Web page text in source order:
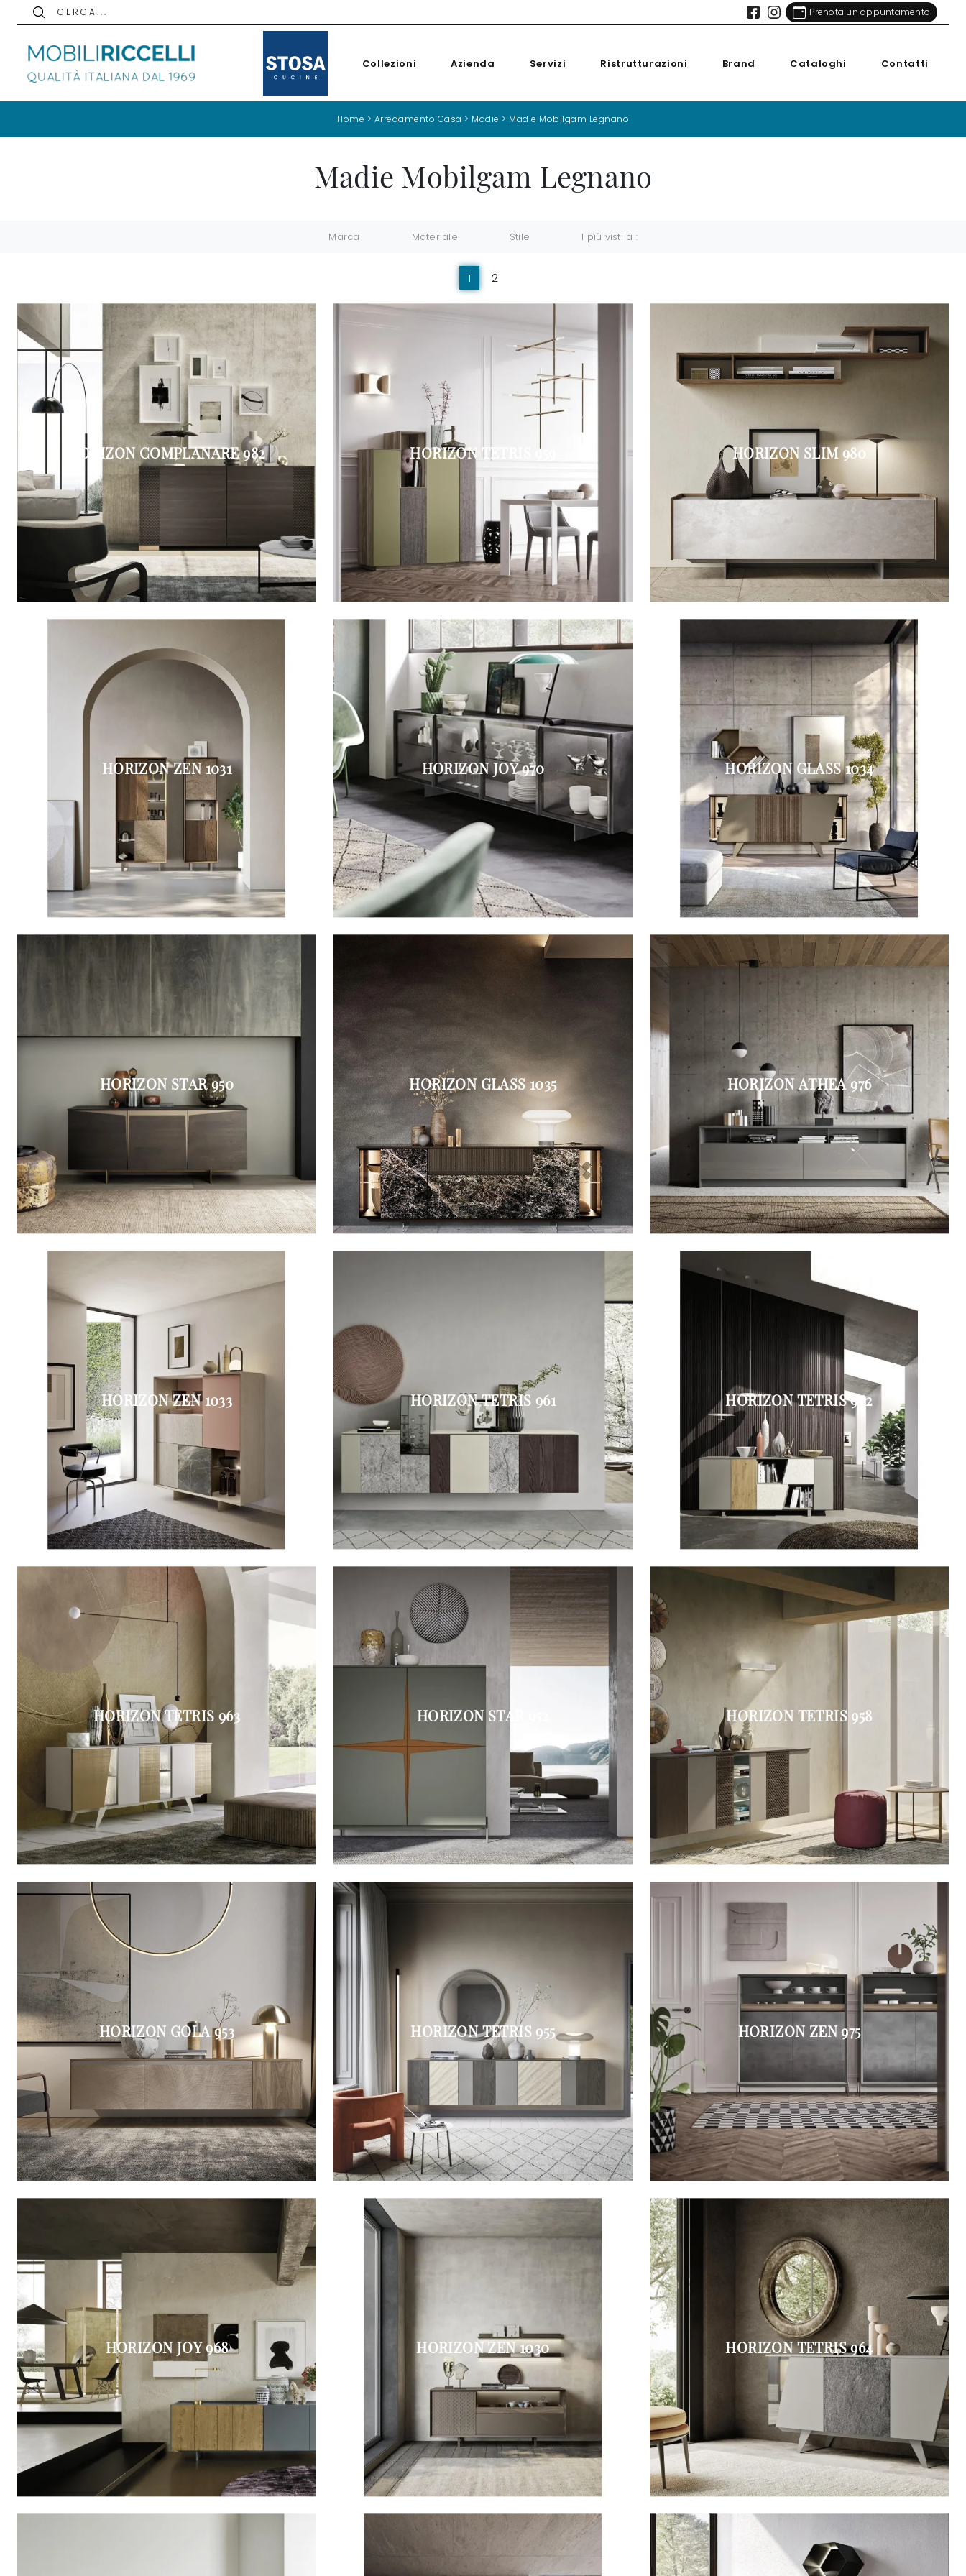
C E R C A . . . Prenota un appuntamento
Collezioni Azienda Servizi Ristrutturazioni Brand Cataloghi Contatti
Home > Arredamento Casa > Madie > Madie Mobilgam Legnano
Madie Mobilgam Legnano
Marca Materiale Stile I più visti a :
1 2
HORIZON COMPLANARE 982 HORIZON TETRIS 959 HORIZON SLIM 980
HORIZON ZEN 1031 HORIZON JOY 970 HORIZON GLASS 1034
HORIZON STAR 950 HORIZON GLASS 1035 HORIZON ATHEA 976
HORIZON ZEN 1033 HORIZON TETRIS 961 HORIZON TETRIS 962
HORIZON TETRIS 963 HORIZON STAR 952 HORIZON TETRIS 958
HORIZON GOLA 953 HORIZON TETRIS 955 HORIZON ZEN 975
HORIZON JOY 968 HORIZON ZEN 1030 HORIZON TETRIS 964